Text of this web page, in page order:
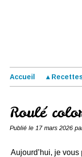
Accueil
Roulé
Publié le 17 mars 2026
Aujourd’hui, je